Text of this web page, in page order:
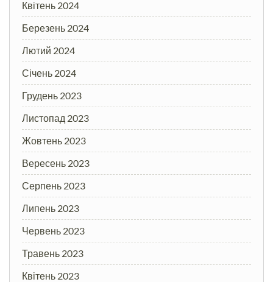
Квітень 2024
Березень 2024
Лютий 2024
Січень 2024
Грудень 2023
Листопад 2023
Жовтень 2023
Вересень 2023
Серпень 2023
Липень 2023
Червень 2023
Травень 2023
Квітень 2023